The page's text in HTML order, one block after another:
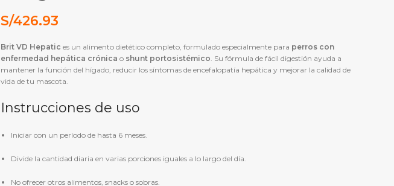
S/426.93
Brit VD Hepatic es un alimento dietético completo, formulado especialmente para perros con
enfermedad hepática crónica o shunt portosistémico. Su fórmula de fácil digestión ayuda a
mantener la función del hígado, reducir los síntomas de encefalopatía hepática y mejorar la calidad de
vida de tu mascota.
Instrucciones de uso
Iniciar con un período de hasta 6 meses.
Divide la cantidad diaria en varias porciones iguales a lo largo del día.
No ofrecer otros alimentos, snacks o sobras.